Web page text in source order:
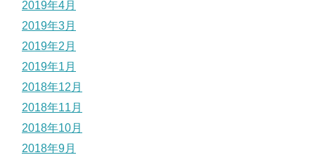
2019年4月
2019年3月
2019年2月
2019年1月
2018年12月
2018年11月
2018年10月
2018年9月